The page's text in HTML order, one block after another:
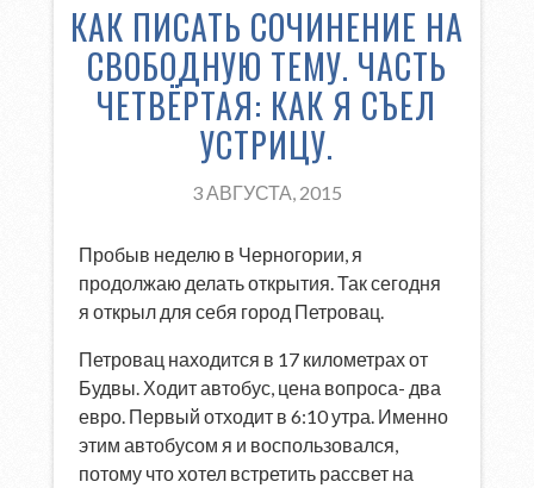
КАК ПИСАТЬ СОЧИНЕНИЕ НА
СВОБОДНУЮ ТЕМУ. ЧАСТЬ
ЧЕТВЁРТАЯ: КАК Я СЪЕЛ
УСТРИЦУ.
3 АВГУСТА, 2015
Пробыв неделю в Черногории, я
продолжаю делать открытия. Так сегодня
я открыл для себя город Петровац.
Петровац находится в 17 километрах от
Будвы. Ходит автобус, цена вопроса- два
евро. Первый отходит в 6:10 утра. Именно
этим автобусом я и воспользовался,
потому что хотел встретить рассвет на